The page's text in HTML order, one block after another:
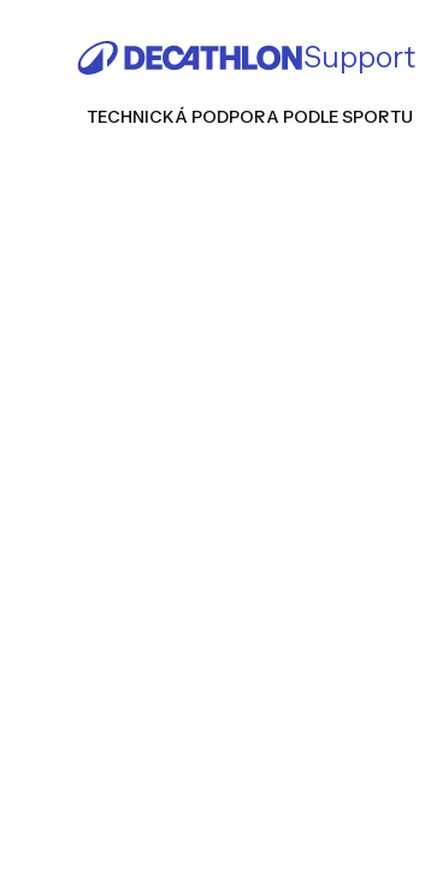
Support
TECHNICKÁ PODPORA PODLE SPORTU